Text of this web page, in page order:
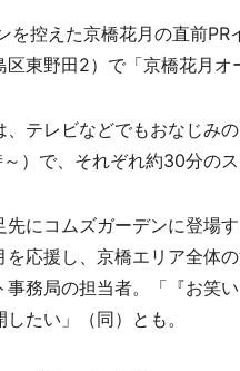
控えた京橋花月の直前
東野田2）で「京橋花月
テレビなどでもおなじみ
）で、それぞれ約30分のス
にコムズガーデンに登場
を応援し、京橋エリア全体
事務局の担当者。「『お笑
たい」（同）とも。